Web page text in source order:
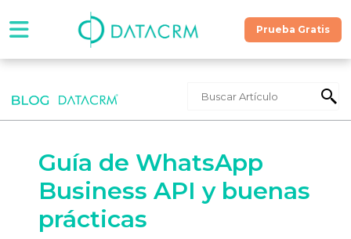
Software
Contáctanos
Recursos
Prueba Gratis
Guía de WhatsApp
Business API y buenas
prácticas